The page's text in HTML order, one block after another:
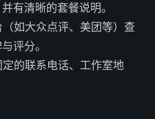
有清晰的套餐说明。
如大众点评、美团等）查
评分。
的联系电话、工作室地